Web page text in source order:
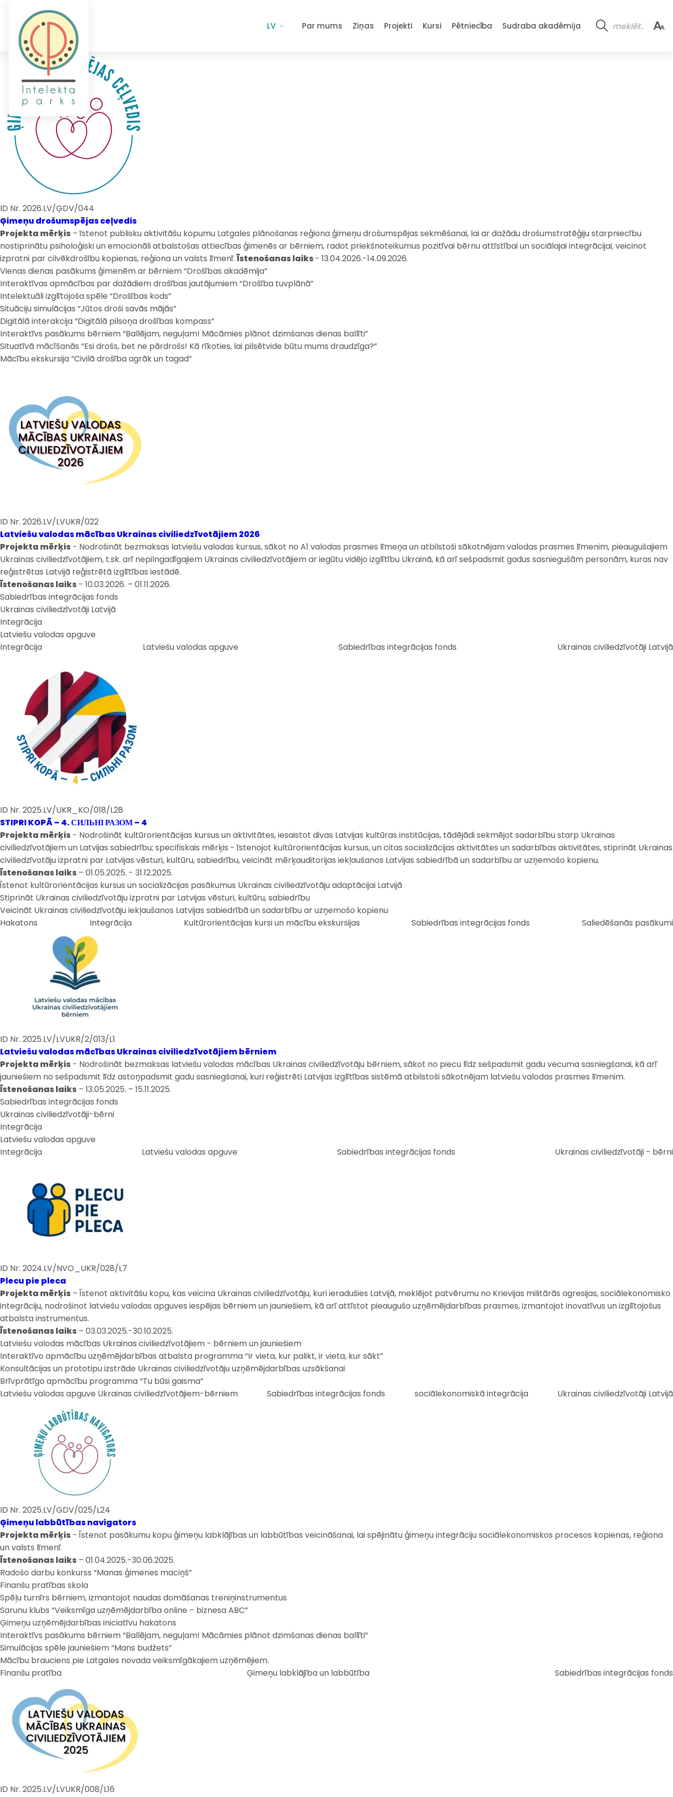
LV Par mums Ziņas Projekti Kursi Pētniecība Sudraba akadēmija
ID Nr. 2026.LV/ĢDV/044
Ģimeņu drošumspējas ceļvedis
Projekta mērķis – īstenot publisku aktivitāšu kopumu Latgales plānošanas reģiona ģimeņu drošumspējas sekmēšanai, lai ar dažādu drošumstratēģiju starpniecību
nostiprinātu psiholoģiski un emocionāli atbalstošas attiecības ģimenēs ar bērniem, radot priekšnoteikumus pozitīvai bērnu attīstībai un sociālajai integrācijai, veicinot
izpratni par cilvēkdrošību kopienas, reģiona un valsts līmenī.Īstenošanas laiks- 13.04.2026.-14.09.2026.
Vienas dienas pasākums ģimenēm ar bērniem “Drošības akadēmija”
Interaktīvas apmācības par dažādiem drošības jautājumiem “Drošība tuvplānā”
Intelektuāli izglītojoša spēle “Drošības kods”
Situāciju simulācijas “Jūtos droši savās mājās”
Digitālā interakcija “Digitālā pilsoņa drošības kompass”
Interaktīvs pasākums bērniem “Ballējam, neguļam! Mācāmies plānot dzimšanas dienas ballīti”
Situatīvā mācīšanās “Esi drošs, bet ne pārdrošs! Kā rīkoties, lai pilsētvide būtu mums draudzīga?”
Mācību ekskursija “Civilā drošība agrāk un tagad”
ID Nr. 2026.LV/LVUKR/022
Latviešu valodas mācības Ukrainas civiliedzīvotājiem 2026
Projekta mērķis - Nodrošināt bezmaksas latviešu valodas kursus, sākot no A1 valodas prasmes līmeņa un atbilstoši sākotnējam valodas prasmes līmenim, pieaugušajiem
Ukrainas civiliedzīvotājiem, t.sk. arī nepilngadīgajiem Ukrainas civiliedzīvotājiem ar iegūtu vidējo izglītību Ukrainā, kā arī sešpadsmit gadus sasniegušām personām, kuras nav
reģistrētas Latvijā reģistrētā izglītības iestādē.
Īstenošanas laiks - 10.03.2026. – 01.11.2026.
Sabiedrības integrācijas fonds
Ukrainas civiliedzīvotāji Latvijā
Integrācija
Latviešu valodas apguve
Integrācija
Latviešu valodas apguve Sabiedrības integrācijas fonds Ukrainas civiliedzīvotāji Latvijā
ID Nr. 2025.LV/UKR_KO/018/L28
STIPRI KOPĀ – 4. СИЛЬНІ РАЗОМ – 4
Projekta mērķis - Nodrošināt kultūrorientācijas kursus un aktivitātes, iesaistot divas Latvijas kultūras institūcijas, tādējādi sekmējot sadarbību starp Ukrainas
civiliedzīvotājiem un Latvijas sabiedrību; specifiskais mērķis - īstenojot kultūrorientācijas kursus, un citas socializācijas aktivitātes un sadarbības aktivitātes, stiprināt Ukrainas
civiliedzīvotāju izpratni par Latvijas vēsturi, kultūru, sabiedrību, veicināt mērķauditorijas iekļaušanos Latvijas sabiedrībā un sadarbību ar uzņemošo kopienu.
Īstenošanas laiks – 01.05.2025. - 31.12.2025.
Īstenot kultūrorientācijas kursus un socializācijas pasākumus Ukrainas civiliedzīvotāju adaptācijai Latvijā
Stiprināt Ukrainas civiliedzīvotāju izpratni par Latvijas vēsturi, kultūru, sabiedrību
Veicināt Ukrainas civiliedzīvotāju iekļaušanos Latvijas sabiedrībā un sadarbību ar uzņemošo kopienu
Hakatons
Integrācija Kultūrorientācijas kursi un mācību ekskursijas Sabiedrības integrācijas fonds Saliedēšanās pasākumi
ID Nr. 2025.LV/LVUKR/2/013/L1
Latviešu valodas mācības Ukrainas civiliedzīvotājiem bērniem
Projekta mērķis - Nodrošināt bezmaksas latviešu valodas mācības Ukrainas civiliedzīvotāju bērniem, sākot no piecu līdz sešpadsmit gadu vecuma sasniegšanai, kā arī
jauniešiem no sešpadsmit līdz astoņpadsmit gadu sasniegšanai, kuri reģistrēti Latvijas izglītības sistēmā atbilstoši sākotnējam latviešu valodas prasmes līmenim.
Īstenošanas laiks – 13.05.2025. – 15.11.2025.
Sabiedrības integrācijas fonds
Ukrainas civiliedzīvotāji-bērni
Integrācija
Latviešu valodas apguve
Integrācija
Latviešu valodas apguve Sabiedrības integrācijas fonds Ukrainas civiliedzīvotāji - bērni
ID Nr. 2024.LV/NVO_UKR/028/L7
Plecu pie pleca
Projekta mērķis – Īstenot aktivitāšu kopu, kas veicina Ukrainas civiliedzīvotāju, kuri ieradušies Latvijā, meklējot patvērumu no Krievijas militārās agresijas, sociālekonomisko
integrāciju, nodrošinot latviešu valodas apguves iespējas bērniem un jauniešiem, kā arī attīstot pieaugušo uzņēmējdarbības prasmes, izmantojot inovatīvus un izglītojošus
atbalsta instrumentus.
Īstenošanas laiks – 03.03.2025.-30.10.2025.
Latviešu valodas mācības Ukrainas civiliedzīvotājiem - bērniem un jauniešiem
Interaktīvo apmācību uzņēmējdarbības atbalsta programma “Ir vieta, kur palikt, ir vieta, kur sākt”
Konsultācijas un prototipu izstrāde Ukrainas civiliedzīvotāju uzņēmējdarbības uzsākšanai
Brīvprātīgo apmācību programma “Tu būsi gaisma”
Latviešu valodas apguve Ukrainas civiliedzīvotājiem-bērniem
Sabiedrības integrācijas fonds sociālekonomiskā integrācija Ukrainas civiliedzīvotāji Latvijā
ID Nr. 2025.LV/GDV/025/L24
Ģimeņu labbūtības navigators
Projekta mērķis - Īstenot pasākumu kopu ģimeņu labklājības un labbūtības veicināšanai, lai spējinātu ģimeņu integrāciju sociālekonomiskos procesos kopienas, reģiona
un valsts līmenī.
Īstenošanas laiks – 01.04.2025.-30.06.2025.
Radošo darbu konkurss “Manas ģimenes maciņš”
Finanšu pratības skola
Spēļu turnīrs bērniem, izmantojot naudas domāšanas treniņinstrumentus
Sarunu klubs “Veiksmīga uzņēmējdarbība online – biznesa ABC”
Ģimeņu uzņēmējdarbības iniciatīvu hakatons
Interaktīvs pasākums bērniem “Ballējam, neguļam! Mācāmies plānot dzimšanas dienas ballīti”
Simulācijas spēle jauniešiem “Mans budžets”
Mācību brauciens pie Latgales novada veiksmīgākajiem uzņēmējiem.
Finanšu pratība
Ģimeņu labklājība un labbūtība Sabiedrības integrācijas fonds
ID Nr. 2025.LV/LVUKR/008/L16